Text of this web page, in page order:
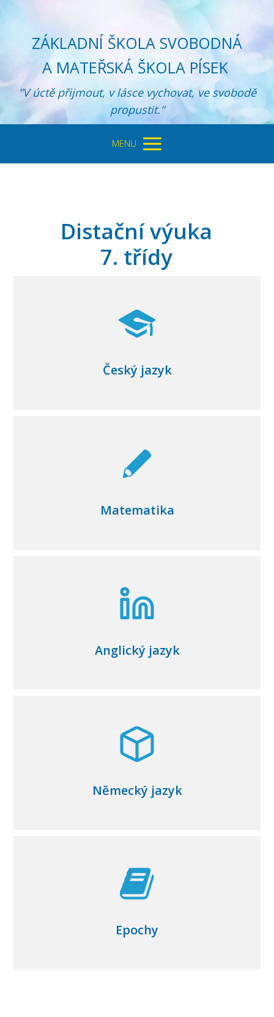
ZÁKLADNÍ ŠKOLA SVOBODNÁ
A MATEŘSKÁ ŠKOLA PÍSEK
"V úctě přijmout, v lásce vychovat, ve svobodě
propustit."
MENU
Distační výuka
7. třídy
Český jazyk
Matematika
Anglický jazyk
Německý jazyk
Epochy